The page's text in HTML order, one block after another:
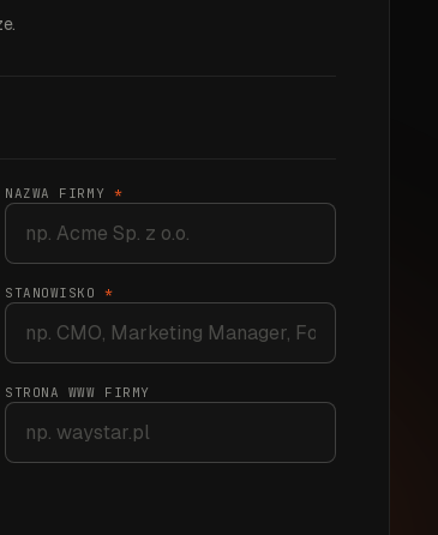
NAZWA FIRMY *
STANOWISKO*
STRONA WWW FIRMY